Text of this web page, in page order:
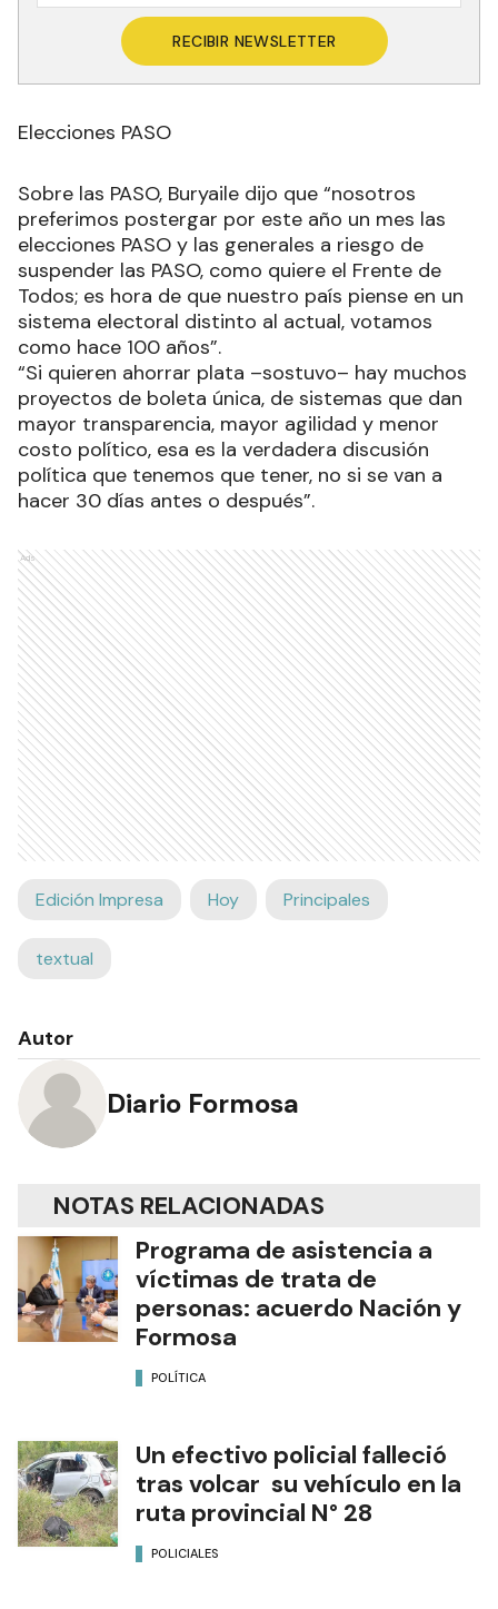
RECIBIR NEWSLETTER
Elecciones PASO
Sobre las PASO, Buryaile dijo que “nosotros
preferimos postergar por este año un mes las
elecciones PASO y las generales a riesgo de
suspender las PASO, como quiere el Frente de
Todos; es hora de que nuestro país piense en un
sistema electoral distinto al actual, votamos
como hace 100 años”.
“Si quieren ahorrar plata –sostuvo– hay muchos
proyectos de boleta única, de sistemas que dan
mayor transparencia, mayor agilidad y menor
costo político, esa es la verdadera discusión
política que tenemos que tener, no si se van a
hacer 30 días antes o después”.
Ads
Edición Impresa Hoy Principales
textual
Autor
Diario Formosa
NOTAS RELACIONADAS
Programa de asistencia a
víctimas de trata de
personas: acuerdo Nación y
Formosa
POLÍTICA
Un efectivo policial falleció
tras volcar su vehículo en la
ruta provincial N° 28
POLICIALES